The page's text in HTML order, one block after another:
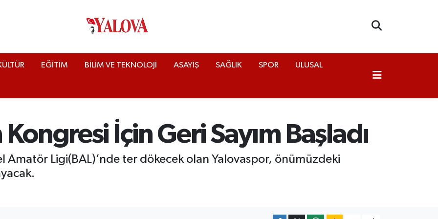
EĞİTİM BİLİM VE TEKNOLOJİ ASAYİŞ SAĞLIK SPOR ULUSAL
İçin Geri Sayım Başladı
Ligi(BAL)’nde ter dökecek olan Yalovaspor, önümüzdeki